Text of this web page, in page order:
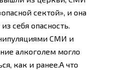
сектой», и она
себя опасность.
СМИ и
алкоголем могло
как и ранее.А что